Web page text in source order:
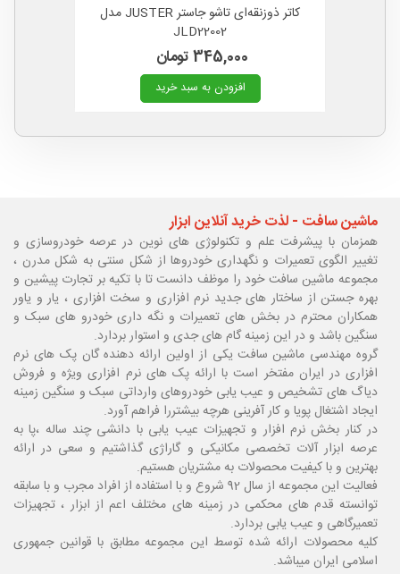
کاتر ذوزنقه‌ای تاشو جاستر JUSTER مدل
JLD22002
345,000 تومان
افزودن به سبد خرید
ماشین سافت - لذت خرید آنلاین ابزار
همزمان با پیشرفت علم و تکنولوژی های نوین در عرصه خودروسازی و
تغییر الگوی تعمیرات و نگهداری خودروها از شکل سنتی به شکل مدرن ،
مجموعه ماشین سافت خود را موظف دانست تا با تکیه بر تجارت پیشین و
بهره جستن از ساختار های جدید نرم افزاری و سخت افزاری ، یار و یاور
همکاران محترم در بخش های تعمیرات و نگه داری خودرو های سبک و
سنگین باشد و در این زمینه گام های جدی و استوار بردارد.
گروه مهندسی ماشین سافت یکی از اولین ارائه دهنده گان پک های نرم
افزاری در ایران مفتخر است با ارائه پک های نرم افزاری ویژه و فروش
دیاگ های تشخیص و عیب یابی خودروهای وارداتی سبک و سنگین زمینه
ایجاد اشتغال پویا و کار آفرینی هرچه بیشتررا فراهم آورد.
در کنار بخش نرم افزار و تجهیزات عیب یابی با دانشی چند ساله ،پا به
عرصه ابزار آلات تخصصی مکانیکی و گاراژی گذاشتیم و سعی در ارائه
بهترین و با کیفیت محصولات به مشتریان هستیم.
فعالیت این مجموعه از سال 92 شروع و با استفاده از افراد مجرب و با سابقه
توانسته قدم های محکمی در زمینه های مختلف اعم از ابزار ، تجهیزات
تعمیرگاهی و عیب یابی بردارد.
کلیه محصولات ارائه شده توسط این مجموعه مطابق با قوانین جمهوری
اسلامی ایران میباشد.